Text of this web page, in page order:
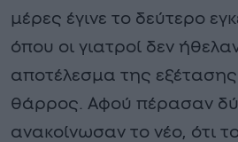
μέρες έγινε το δεύτερο
όπου οι γιατροί δεν
αποτέλεσμα της
θάρρος. Αφού πέρασαν
ανακοίνωσαν το νέο, ότι